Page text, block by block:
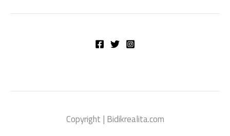
Copyright | Bidikrealita.com